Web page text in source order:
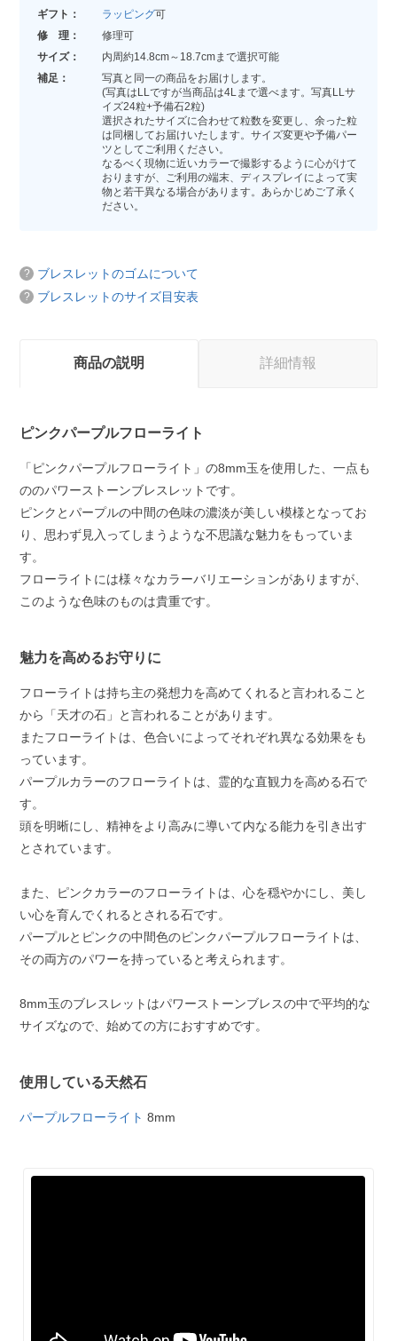
ギフト：
ラッピング可
修 理：
修理可
サイズ：
内周約14.8cm～18.7cmまで選択可能
補足：
写真と同一の商品をお届けします。
(写真はLLですが当商品は4Lまで選べます。写真LLサ
イズ24粒+予備石2粒)
選択されたサイズに合わせて粒数を変更し、余った粒
は同梱してお届けいたします。サイズ変更や予備パー
ツとしてご利用ください。
なるべく現物に近いカラーで撮影するように心がけて
おりますが、ご利用の端末、ディスプレイによって実
物と若干異なる場合があります。あらかじめご了承く
ださい。
ブレスレットのゴムについて
ブレスレットのサイズ目安表
商品の説明 詳細情報
ピンクパープルフローライト
「ピンクパープルフローライト」の8mm玉を使用した、一点も
ののパワーストーンブレスレットです。
ピンクとパープルの中間の色味の濃淡が美しい模様となってお
り、思わず見入ってしまうような不思議な魅力をもっていま
す。
フローライトには様々なカラーバリエーションがありますが、
このような色味のものは貴重です。
魅力を高めるお守りに
フローライトは持ち主の発想力を高めてくれると言われること
から「天才の石」と言われることがあります。
またフローライトは、色合いによってそれぞれ異なる効果をも
っています。
パープルカラーのフローライトは、霊的な直観力を高める石で
す。
頭を明晰にし、精神をより高みに導いて内なる能力を引き出す
とされています。
また、ピンクカラーのフローライトは、心を穏やかにし、美し
い心を育んでくれるとされる石です。
パープルとピンクの中間色のピンクパープルフローライトは、
その両方のパワーを持っていると考えられます。
8mm玉のブレスレットはパワーストーンブレスの中で平均的な
サイズなので、始めての方におすすめです。
使用している天然石
パープルフローライト 8mm